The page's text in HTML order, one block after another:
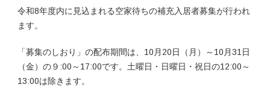
令和8年度内に見込まれる空家待ちの補充入居者募集が行われ
ます。
「募集のしおり」の配布期間は、10月20日（月）～10月31日
（金）の９:00～17:00です。土曜日・日曜日・祝日の12:00～
13:00は除きます。